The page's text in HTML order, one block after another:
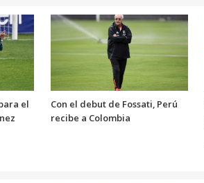
el
Con el debut de Fossati, Perú
recibe a Colombia